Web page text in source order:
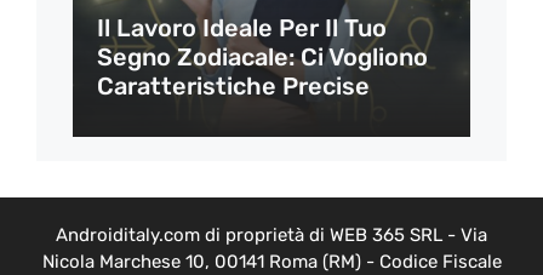
Il Lavoro Ideale Per Il Tuo
Segno Zodiacale: Ci Vogliono
Caratteristiche Precise
Androiditaly.com di proprietà di WEB 365 SRL - Via
Nicola Marchese 10, 00141 Roma (RM) - Codice Fiscale